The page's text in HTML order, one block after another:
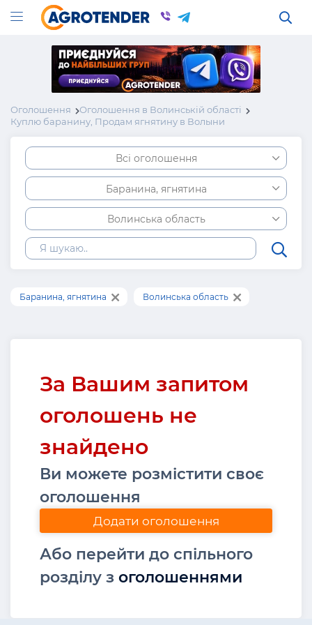
Оголошення
Оголошення в Волинській області
Куплю баранину, Продам ягнятину в Волыни
Всі оголошення
Баранина, ягнятина
Волинська область
Баранина, ягнятина Волинська область
За Вашим запитом
оголошень не
знайдено
Ви можете розмістити своє
оголошення
Додати оголошення
Або перейти до спільного
розділу з оголошеннями